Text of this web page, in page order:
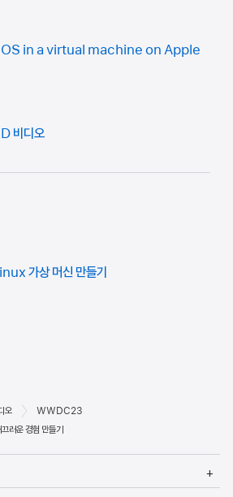
in a virtual machine on Apple
비디오
가상 머신 만들기
오
WWDC23
운 경험 만들기